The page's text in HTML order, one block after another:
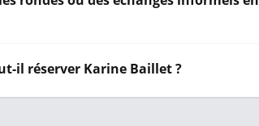
il réserver Karine Baillet ?